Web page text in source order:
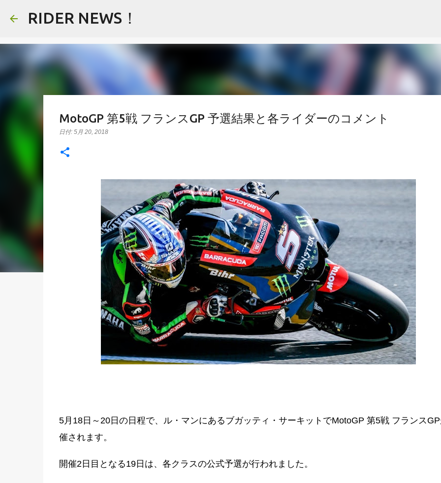
RIDER NEWS！
MotoGP 第5戦 フランスGP 予選結果と各ライダーのコメント
日付: 5月 20, 2018
5月18日～20日の日程で、ル・マンにあるブガッティ・サーキットでMotoGP 第5戦 フランス
催されます。
開催2日目となる19日は、各クラスの公式予選が行われました。